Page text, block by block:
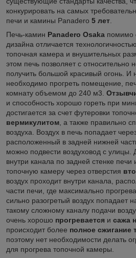
конкурировать на самых
печи и камины Panadero 5 лет
Печь-камин Panadero Osaka помимо
дизайна отличается
топочная камера и внушительных
этом печь позволяет с относительно
получить большой красивый огонь. И
необходимо прогреть помещение,
комнату объемом до 240 м3.
и способность хорошо гореть при
достигается за счет футеровки
вермикулитом , а также правильно
воздуха. Воздух в печь попадает
расположенный в задней нижней
можно подвести воздуховод с улицы.
внутри канала по задней стенке печи
топочную камеру через отверстия
воздух проходит внутри канала,
части печи, где максимально
сильно разогретый воздух попадает
такому сложному каналу подачи
очень хорошо прогревается и сажа
происходит более полное сжигание
поэтому нет необходимости делать
для прогрева топочной камеры.